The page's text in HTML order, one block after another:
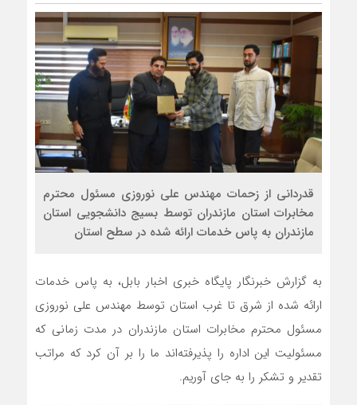
قدردانی از زحمات مهندس علی نوروزی مسئول محترم
مخابرات استان مازندران توسط بسیج دانشجویی استان
مازندران به پاس خدمات ارائه شده در سطح استان
به گزارش خبرنگار پایگاه خبری اخبار بابل، به پاس خدمات
ارائه شده از شرق تا غرب استان توسط مهندس علی نوروزی
مسئول محترم مخابرات استان مازندران در مدت زمانی که
مسئولیت این اداره را پذیرفته‌اند ما را بر آن کرد که مراتب
تقدیر و تشکر را به جای آوریم.